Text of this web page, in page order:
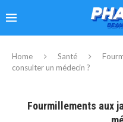
Home Santé
consulter un médecin ?
Fourmillements aux